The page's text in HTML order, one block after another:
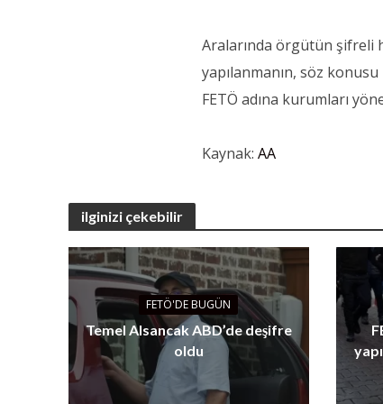
Aralarında örgütün şifreli
yapılanmanın, söz
FETÖ adına kurumları
Kaynak:AA
ilginizi çekebilir
FETÖ'DE BUGÜN
Temel Alsancak ABD’de deşifre
oldu